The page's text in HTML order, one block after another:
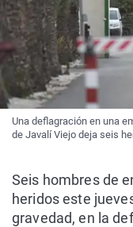
Una deflagración en una
de Javalí Viejo deja seis
Seis hombres de
heridos este
gravedad, en la